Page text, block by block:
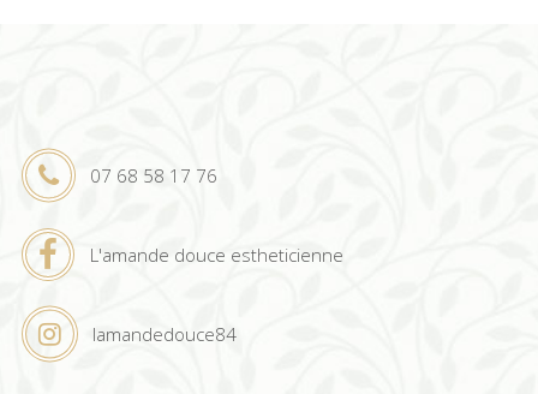
07 68 58 17 76
L'amande douce estheticienne
lamandedouce84